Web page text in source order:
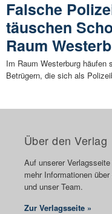
Falsche
täuschen
Raum
Im Raum Westerburg häufen
Betrügern, die sich als
Über den Verlag
Auf unserer
mehr Informationen
und unser Team.
Zur Verlagsseite »